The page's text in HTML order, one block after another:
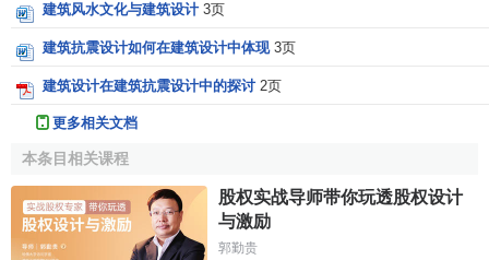
1．用设计的特殊语言表现一定的文化内涵：
如同一部优秀音乐作品一样，好的建筑设计必须有其明
确的主题。建筑设计的艺术特色是在不经意中自然而然显露
出来的。是人们在使用的过程中无意之中体会到的，而那些
计，会有堆砌繁复，令人窒息之感；而没有文化内容的设计
又显得空间呆板，缺乏品位。
2.掌握和运用建筑设计的基本规律
建筑风水文化与建筑设计 3页
建筑抗震设计如何在建筑设计中体现 3页
建筑设计在建筑抗震设计中的探讨 2页
更多相关文档
本条目相关课程
股权实战导师带你玩透股权设计
与激励
郭勤贵